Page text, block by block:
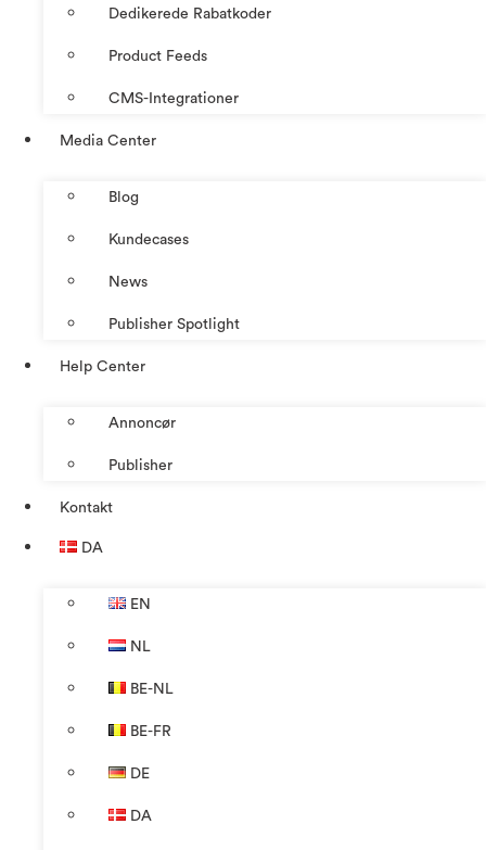
Dedikerede Rabatkoder
Product Feeds
CMS-Integrationer
Media Center
Blog
Kundecases
News
Publisher Spotlight
Help Center
Annoncør
Publisher
Kontakt
DA
EN
NL
BE-NL
BE-FR
DE
DA